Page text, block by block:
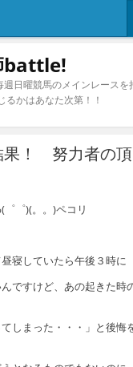
battle!
日曜競馬のメインレース
るかはあなた次第！！
！ 努力者の頂
゜)(。。)ペコリ
寝していたら午後３時に
ですけど、あの起きた時
しまった・・・」と後悔